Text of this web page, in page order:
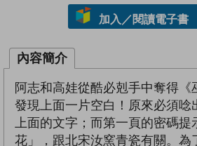
加入／閱讀電子書
內容簡介
阿志和高娃從酷必剋手中奪得《
發現上面一片空白！原來必須唸
上面的文字；而第一頁的密碼提
花」，跟北宋汝窯青瓷有關。為